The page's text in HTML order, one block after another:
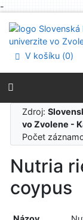
-
Prejsť na menu
Prehlásenie o
V košíku (0)
Zdroj:
vo Zvolene -
Počet
Nutria
coypus